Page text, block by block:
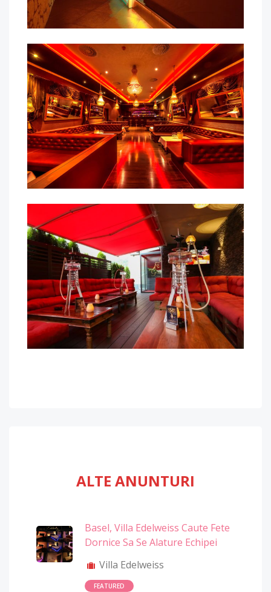
ALTE ANUNTURI
Basel, Villa Edelweiss Caute Fete
Dornice Sa Se Alature Echipei
Villa Edelweiss
FEATURED